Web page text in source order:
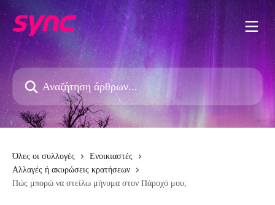
Mετάβαση στο κύριο περιεχόμενο
Αναζήτηση άρθρων...
Όλες οι συλλογές
Ενοικιαστές
Αλλαγές ή ακυρώσεις κρατήσεων
Πώς μπορώ να στείλω μήνυμα στον Πάροχό μου;